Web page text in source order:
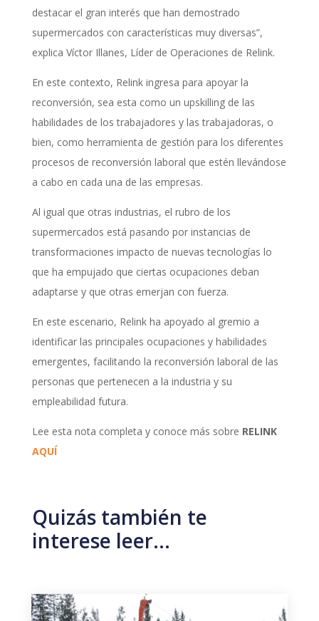
destacar el gran interés que han demostrado
supermercados con características muy diversas”,
explica Víctor Illanes, Líder de Operaciones de Relink.
En este contexto, Relink ingresa para apoyar la
reconversión, sea esta como un upskilling de las
habilidades de los trabajadores y las trabajadoras, o
bien, como herramienta de gestión para los diferentes
procesos de reconversión laboral que estén llevándose
a cabo en cada una de las empresas.
Al igual que otras industrias, el rubro de los
supermercados está pasando por instancias de
transformaciones impacto de nuevas tecnologías lo
que ha empujado que ciertas ocupaciones deban
adaptarse y que otras emerjan con fuerza.
En este escenario, Relink ha apoyado al gremio a
identificar las principales ocupaciones y habilidades
emergentes, facilitando la reconversión laboral de las
personas que pertenecen a la industria y su
empleabilidad futura.
Lee esta nota completa y conoce más sobre RELINK
AQUÍ
Quizás también te
interese leer…